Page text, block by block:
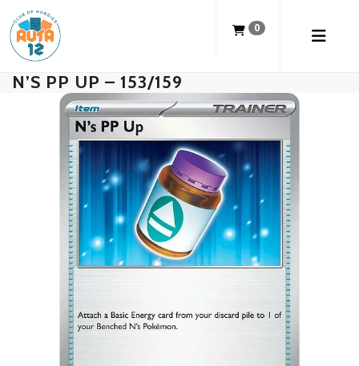
0
N’S PP UP – 153/159